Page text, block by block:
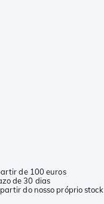
de 100 euros
de 30 dias
do nosso próprio stock